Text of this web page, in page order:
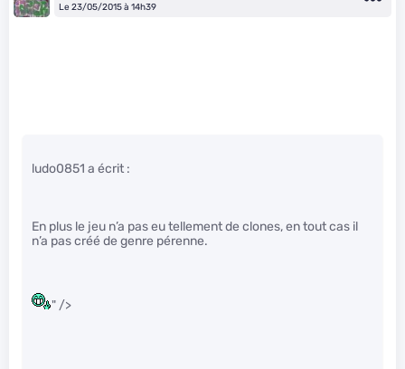
Le 23/05/2015 à 14h39
ludo0851 a écrit :
En plus le jeu n’a pas eu tellement de clones, en tout cas il
n’a pas créé de genre pérenne.
" />